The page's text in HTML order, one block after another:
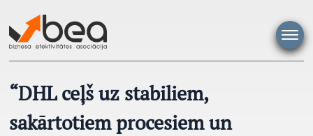
saturu
“DHL ceļš uz stabiliem,
sakārtotiem procesiem un